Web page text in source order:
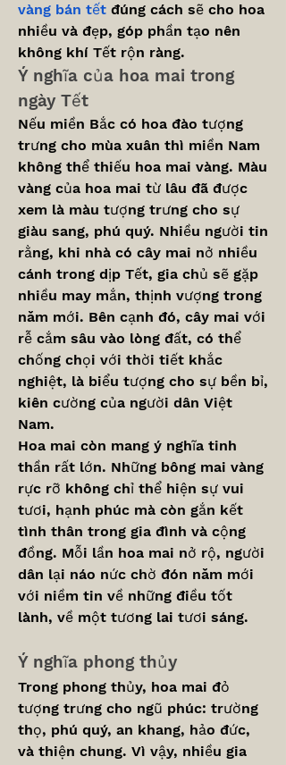
vàng bán tết đúng cách sẽ cho hoa
nhiều và đẹp, góp phần tạo nên
không khí Tết rộn ràng.
Ý nghĩa của hoa mai trong
ngày Tết
Nếu miền Bắc có hoa đào tượng
trưng cho mùa xuân thì miền Nam
không thể thiếu hoa mai vàng. Màu
vàng của hoa mai từ lâu đã được
xem là màu tượng trưng cho sự
giàu sang, phú quý. Nhiều người tin
rằng, khi nhà có cây mai nở nhiều
cánh trong dịp Tết, gia chủ sẽ gặp
nhiều may mắn, thịnh vượng trong
năm mới. Bên cạnh đó, cây mai với
rễ cắm sâu vào lòng đất, có thể
chống chọi với thời tiết khắc
nghiệt, là biểu tượng cho sự bền bỉ,
kiên cường của người dân Việt
Nam.
Hoa mai còn mang ý nghĩa tinh
thần rất lớn. Những bông mai vàng
rực rỡ không chỉ thể hiện sự vui
tươi, hạnh phúc mà còn gắn kết
tình thân trong gia đình và cộng
đồng. Mỗi lần hoa mai nở rộ, người
dân lại náo nức chờ đón năm mới
với niềm tin về những điều tốt
lành, về một tương lai tươi sáng.
Ý nghĩa phong thủy
Trong phong thủy, hoa mai đỏ
tượng trưng cho ngũ phúc: trường
thọ, phú quý, an khang, hảo đức,
và thiện chung. Vì vậy, nhiều gia